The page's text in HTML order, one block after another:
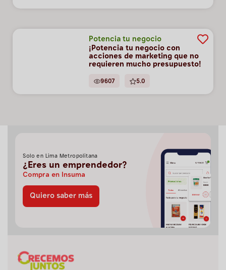
Potencia tu negocio
¡Potencia tu negocio con
acciones de marketing que no
requieren mucho presupuesto!
9607 5.0
Solo en Lima Metropolitana
¿Eres un emprendedor?
Compra en Insuma
Quiero saber más